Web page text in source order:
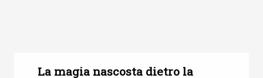
La magia nascosta dietro la